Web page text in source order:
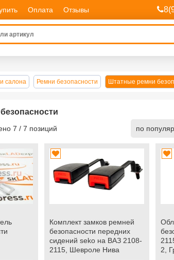
Оплата Отзывы
салона Ремни безопасности Штатные ремни
7 / 7 позиций по
Комплект замков ремней
безопасности передних
сидений seko на ВАЗ 2108-
2115, Шевроле Нива
2,